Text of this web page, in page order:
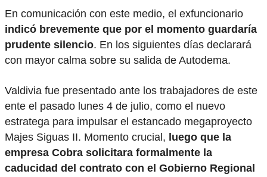
En comunicación con este medio, el exfuncionario
indicó brevemente que por el momento guardaría
prudente silencio. En los siguientes días declarará
con mayor calma sobre su salida de Autodema.
Valdivia fue presentado ante los trabajadores de este
ente el pasado lunes 4 de julio, como el nuevo
estratega para impulsar el estancado megaproyecto
Majes Siguas II. Momento crucial, luego que la
empresa Cobra solicitara formalmente la
caducidad del contrato con el Gobierno Regional